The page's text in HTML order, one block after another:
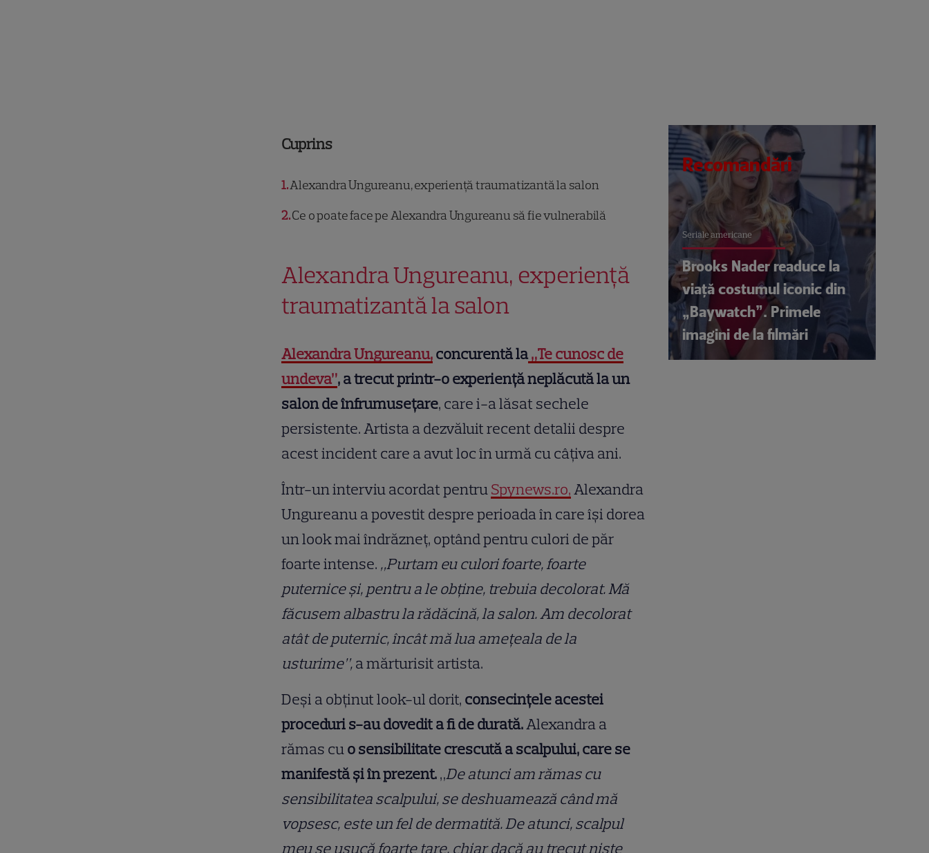
Cuprins
1Alexandra Ungureanu, experiență traumatizantă la salon
2Ce o poate face pe Alexandra Ungureanu să fie vulnerabilă
Alexandra Ungureanu, experiență
traumatizantă la salon
Alexandra Ungureanu,concurentă la„Te cunosc de
undeva”, a trecut printr-o experiență neplăcută la un
salon de înfrumusețare, care i-a lăsat sechele
persistente. Artista a dezvăluit recent detalii despre
acest incident care a avut loc în urmă cu câțiva ani.
Într-un interviu acordat pentruSpynews.ro,Alexandra
Ungureanu a povestit despre perioada în care își dorea
un look mai îndrăzneț, optând pentru culori de păr
foarte intense. „Purtam eu culori foarte, foarte
puternice și, pentru a le obține, trebuia decolorat. Mă
făcusem albastru la rădăcină, la salon. Am decolorat
atât de puternic, încât mă lua amețeala de la
usturime”,a mărturisit artista.
Deși a obținut look-ul dorit, consecințele acestei
proceduri s-au dovedit a fi de durată.Alexandra a
rămas cuo sensibilitate crescută a scalpului, care se
manifestă și în prezent.„De atunci am rămas cu
sensibilitatea scalpului, se deshuamează când mă
vopsesc, este un fel de dermatită. De atunci, scalpul
meu se usucă foarte tare, chiar dacă au trecut niște
Recomandări
Seriale americane
Brooks Nader readuce la
viață costumul iconic din
„Baywatch”. Primele
imagini de la filmări